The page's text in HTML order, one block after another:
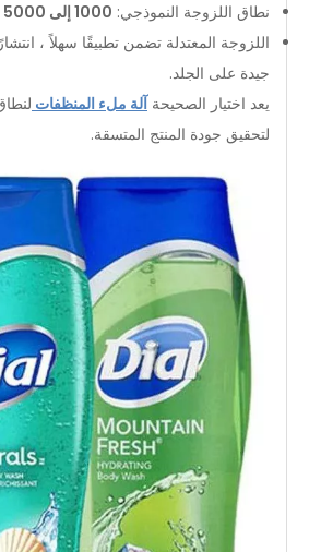
نطاق اللزوجة النموذجي: 1000 إلى 5000 CP
اللزوجة المعتدلة تضمن تطبيقًا سهلاً ،
جيدة على الجلد.
يعد اختيار الصحيحة آلة ملء المنظفات
لتحقيق جودة المنتج المتسقة.